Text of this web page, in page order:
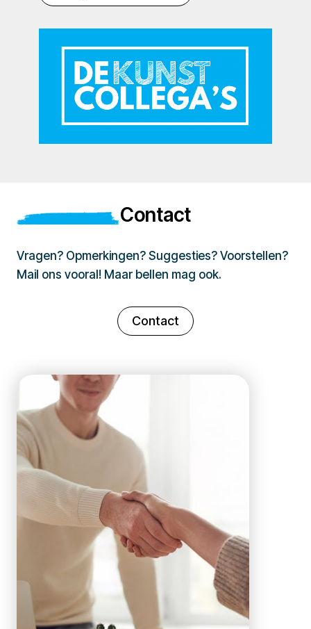
Contact
Vragen? Opmerkingen? Suggesties? Voorstellen?
Mail ons vooral! Maar bellen mag ook.
Contact